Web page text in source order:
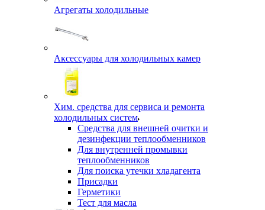
Агрегаты холодильные
Аксессуары для холодильных камер
Хим. средства для сервиса и ремонта
холодильных систем
Средства для внешней очитки и
дезинфекции теплообменников
Для внутренней промывки
теплообменников
Для поиска утечки хладагента
Присадки
Герметики
Тест для масла